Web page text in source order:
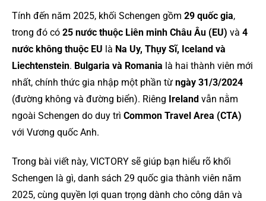
Tính đến năm 2025, khối Schengen gồm 29 quốc gia,
trong đó có 25 nước thuộc Liên minh Châu Âu (EU) và 4
nước không thuộc EU là Na Uy, Thụy Sĩ, Iceland và
Liechtenstein. Bulgaria và Romania là hai thành viên mới
nhất, chính thức gia nhập một phần từ ngày 31/3/2024
(đường không và đường biển). Riêng Ireland vẫn nằm
ngoài Schengen do duy trì Common Travel Area (CTA)
với Vương quốc Anh.
Trong bài viết này, VICTORY sẽ giúp bạn hiểu rõ khối
Schengen là gì, danh sách 29 quốc gia thành viên năm
2025, cùng quyền lợi quan trọng dành cho công dân và